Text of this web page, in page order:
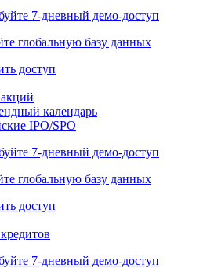
Pages
7-дневный
глобальную базу данных
доступ
IPO/SPO
7-дневный
глобальную базу данных
доступ